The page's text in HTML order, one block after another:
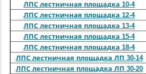
ЛПС лестничная площадка 10-4
ЛПС лестничная площадка 12-4
ЛПС лестничная площадка 13-4
ЛПС лестничная площадка 15-4
ЛПС лестничная площадка 18-4
ЛПС лестничная площадка ЛП 30-14
ЛПС лестничная площадка ЛП 30-20